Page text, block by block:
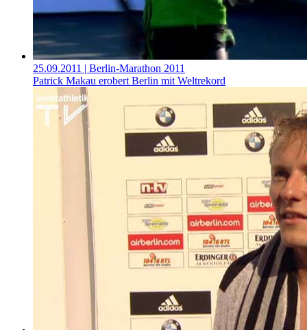
25.09.2011 | Berlin-Marathon 2011
Patrick Makau erobert Berlin mit Weltrekord